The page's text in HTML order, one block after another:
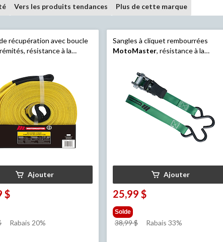
Vers les produits tendances Plus de cette marque
récupération avec boucle
résistance à la
Ajouter
$
prix
Rabais 20%
Sangles à cliquet rembourrées
MotoMaster, résistance à la
Ajouter
25,99 $
Solde
38,99 $
prixRabais 33%